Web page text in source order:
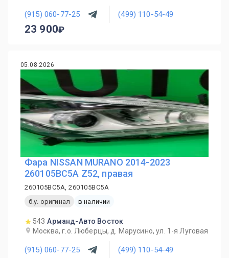
(915) 060-77-25 (499) 110-54-49
23 900
05.08.2026
Фара NISSAN MURANO 2014-2023
260105BC5A Z52, правая
260105BC5A, 260105BC5A
б.у. оригинал
в наличии
543 Арманд-Авто Восток
Москва, г.о. Люберцы, д. Марусино, ул. 1-я Луговая
(915) 060-77-25 (499) 110-54-49